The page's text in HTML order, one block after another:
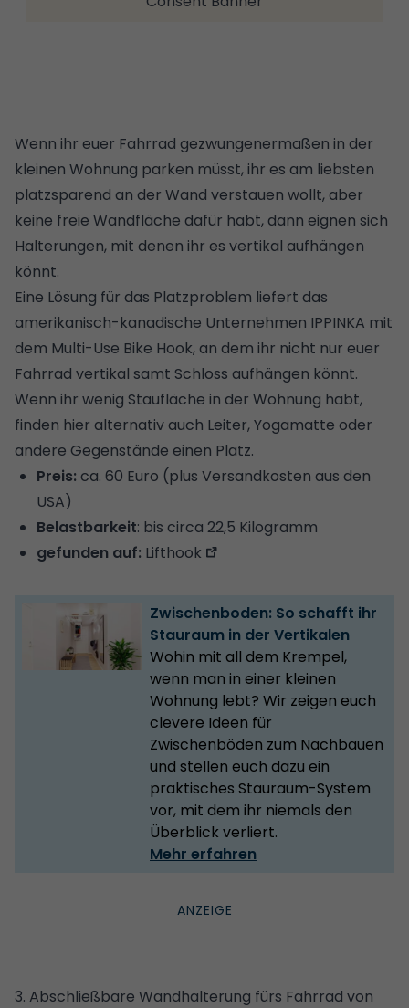
Wenn ihr euer Fahrrad gezwungenermaßen in der
kleinen Wohnung parken müsst, ihr es am liebsten
platzsparend an der Wand verstauen wollt, aber
keine freie Wandfläche dafür habt, dann eignen sich
Halterungen, mit denen ihr es vertikal aufhängen
könnt.
Eine Lösung für das Platzproblem liefert das
amerikanisch-kanadische Unternehmen IPPINKA mit
dem Multi-Use Bike Hook, an dem ihr nicht nur euer
Fahrrad vertikal samt Schloss aufhängen könnt.
Wenn ihr wenig Staufläche in der Wohnung habt,
finden hier alternativ auch Leiter, Yogamatte oder
andere Gegenstände einen Platz.
Preis: ca. 60 Euro (plus Versandkosten aus den
USA)
Belastbarkeit: bis circa 22,5 Kilogramm
gefunden auf: Lifthook
Zwischenboden: So schafft ihr
Stauraum in der Vertikalen
Wohin mit all dem Krempel,
wenn man in einer kleinen
Wohnung lebt? Wir zeigen euch
clevere Ideen für
Zwischenböden zum Nachbauen
und stellen euch dazu ein
praktisches Stauraum-System
vor, mit dem ihr niemals den
Überblick verliert.
Mehr erfahren
3. Abschließbare Wandhalterung fürs Fahrrad von